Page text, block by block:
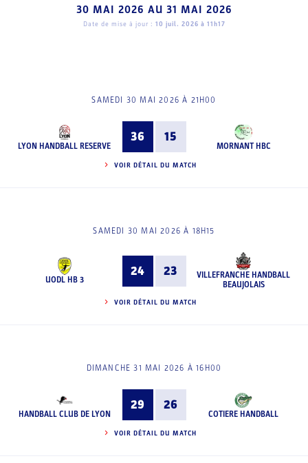
30 MAI 2026 AU 31 MAI 2026
Date de mise à jour : 10 juil. 2026 à 11h17
SAMEDI 30 MAI 2026 À 21H00
LYON HANDBALL RESERVE
36 15
MORNANT HBC
VOIR DÉTAIL DU MATCH
SAMEDI 30 MAI 2026 À 18H15
UODL HB 3
24 23
VILLEFRANCHE HANDBALL
BEAUJOLAIS
VOIR DÉTAIL DU MATCH
DIMANCHE 31 MAI 2026 À 16H00
HANDBALL CLUB DE LYON
29 26
COTIERE HANDBALL
VOIR DÉTAIL DU MATCH